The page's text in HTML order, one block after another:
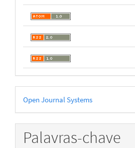
Desenvolvido
por
Open Journal Systems
Palavras-chave